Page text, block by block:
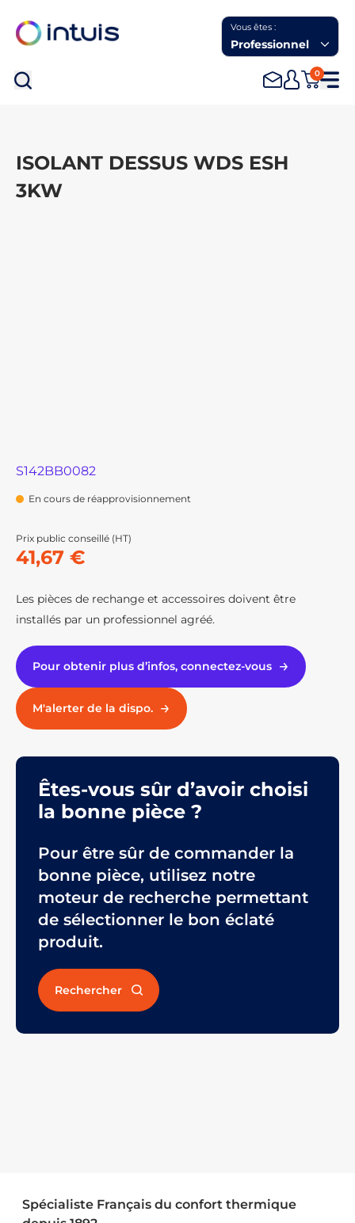
Vous êtes :
Professionnel
0
ISOLANT DESSUS WDS ESH
3KW
S142BB0082
En cours de réapprovisionnement
Prix public conseillé (HT)
41,67 €
Les pièces de rechange et accessoires doivent être
installés par un professionnel agréé.
Pour obtenir plus d’infos, connectez-vous
M'alerter de la dispo.
Êtes-vous sûr d’avoir choisi
la bonne pièce ?
Pour être sûr de commander la
bonne pièce, utilisez notre
moteur de recherche permettant
de sélectionner le bon éclaté
produit.
Rechercher
Spécialiste Français du confort thermique